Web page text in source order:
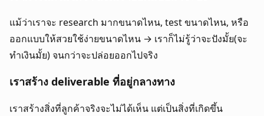
แม้ว่าเราจะ research มากขนาดไหน, test ขนาดไหน, หรือ
ออกแบบให้สวยใช้ง่ายขนาดไหน → เราก็ไม่รู้ว่าจะปังมั้ย(จะ
ทำเงินมั้ย) จนกว่าจะปล่อยออกไปจริง
เราสร้าง deliverable ที่อยู่กลางทาง
เราสร้างสิ่งที่ลูกค้าจริงจะไม่ได้เห็น แต่เป็นสิ่งที่เกิดขึ้น